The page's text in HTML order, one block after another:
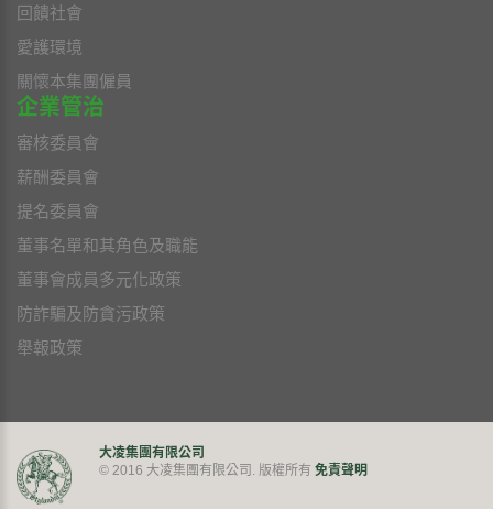
回饋社會
愛護環境
關懷本集團僱員
企業管治
審核委員會
薪酬委員會
提名委員會
董事名單和其角色及職能
董事會成員多元化政策
防詐騙及防貪污政策
舉報政策
大凌集團有限公司
© 2016 大凌集團有限公司. 版權所有 免責聲明